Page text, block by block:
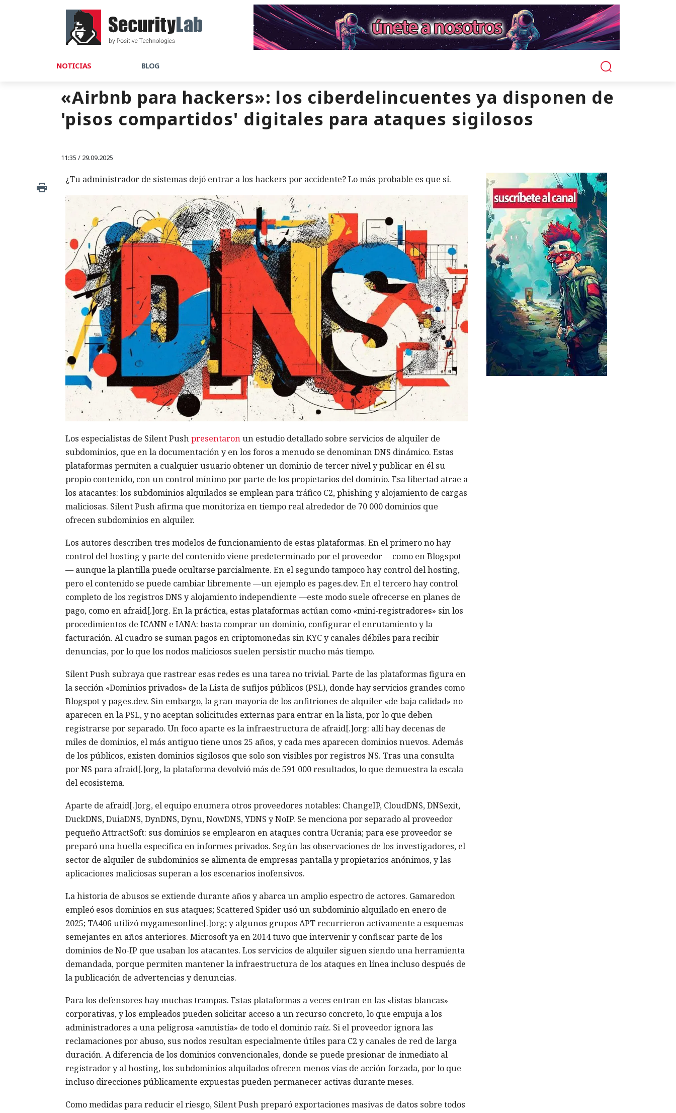
NOTICIAS BLOG
«Airbnb para hackers»: los ciberdelincuentes ya disponen de
'pisos compartidos' digitales para ataques sigilosos
11:35 / 29.09.2025
¿Tu administrador de sistemas dejó entrar a los hackers por accidente? Lo más probable es que sí.
Los especialistas de Silent Pushpresentaronun estudio detallado sobre servicios de alquiler de
subdominios, que en la documentación y en los foros a menudo se denominan DNS dinámico. Estas
plataformas permiten a cualquier usuario obtener un dominio de tercer nivel y publicar en él su
propio contenido, con un control mínimo por parte de los propietarios del dominio. Esa libertad atrae a
los atacantes: los subdominios alquilados se emplean para tráfico C2, phishing y alojamiento de cargas
maliciosas. Silent Push afirma que monitoriza en tiempo real alrededor de 70 000 dominios que
ofrecen subdominios en alquiler.
Los autores describen tres modelos de funcionamiento de estas plataformas. En el primero no hay
control del hosting y parte del contenido viene predeterminado por el proveedor —como en Blogspot
— aunque la plantilla puede ocultarse parcialmente. En el segundo tampoco hay control del hosting,
pero el contenido se puede cambiar libremente —un ejemplo es pages.dev. En el tercero hay control
completo de los registros DNS y alojamiento independiente —este modo suele ofrecerse en planes de
pago, como en afraid[.]org. En la práctica, estas plataformas actúan como «mini-registradores» sin los
procedimientos de ICANN e IANA: basta comprar un dominio, configurar el enrutamiento y la
facturación. Al cuadro se suman pagos en criptomonedas sin KYC y canales débiles para recibir
denuncias, por lo que los nodos maliciosos suelen persistir mucho más tiempo.
Silent Push subraya que rastrear esas redes es una tarea no trivial. Parte de las plataformas figura en
la sección «Dominios privados» de la Lista de sufijos públicos (PSL), donde hay servicios grandes como
Blogspot y pages.dev. Sin embargo, la gran mayoría de los anfitriones de alquiler «de baja calidad» no
aparecen en la PSL, y no aceptan solicitudes externas para entrar en la lista, por lo que deben
registrarse por separado. Un foco aparte es la infraestructura de afraid[.]org: allí hay decenas de
miles de dominios, el más antiguo tiene unos 25 años, y cada mes aparecen dominios nuevos. Además
de los públicos, existen dominios sigilosos que solo son visibles por registros NS. Tras una consulta
por NS para afraid[.]org, la plataforma devolvió más de 591 000 resultados, lo que demuestra la escala
del ecosistema.
Aparte de afraid[.]org, el equipo enumera otros proveedores notables: ChangeIP, CloudDNS, DNSexit,
DuckDNS, DuiaDNS, DynDNS, Dynu, NowDNS, YDNS y NoIP. Se menciona por separado al proveedor
pequeño AttractSoft: sus dominios se emplearon en ataques contra Ucrania; para ese proveedor se
preparó una huella específica en informes privados. Según las observaciones de los investigadores, el
sector de alquiler de subdominios se alimenta de empresas pantalla y propietarios anónimos, y las
aplicaciones maliciosas superan a los escenarios inofensivos.
La historia de abusos se extiende durante años y abarca un amplio espectro de actores. Gamaredon
empleó esos dominios en sus ataques; Scattered Spider usó un subdominio alquilado en enero de
2025; TA406 utilizó mygamesonline[.]org; y algunos grupos APT recurrieron activamente a esquemas
semejantes en años anteriores. Microsoft ya en 2014 tuvo que intervenir y confiscar parte de los
dominios de No-IP que usaban los atacantes. Los servicios de alquiler siguen siendo una herramienta
demandada, porque permiten mantener la infraestructura de los ataques en línea incluso después de
la publicación de advertencias y denuncias.
Para los defensores hay muchas trampas. Estas plataformas a veces entran en las «listas blancas»
corporativas, y los empleados pueden solicitar acceso a un recurso concreto, lo que empuja a los
administradores a una peligrosa «amnistía» de todo el dominio raíz. Si el proveedor ignora las
reclamaciones por abuso, sus nodos resultan especialmente útiles para C2 y canales de red de larga
duración. A diferencia de los dominios convencionales, donde se puede presionar de inmediato al
registrador y al hosting, los subdominios alquilados ofrecen menos vías de acción forzada, por lo que
incluso direcciones públicamente expuestas pueden permanecer activas durante meses.
Como medidas para reducir el riesgo, Silent Push preparó exportaciones masivas de datos sobre todos